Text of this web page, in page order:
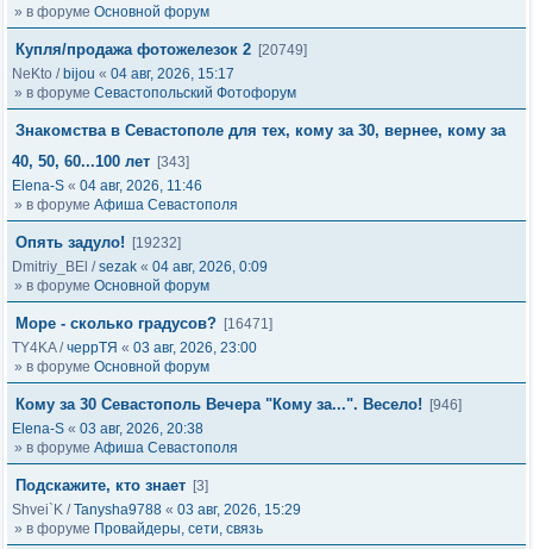
» в форуме Основной форум
Купля/продажа фотожелезок 2 [20749]
NeKto / bijou « 04 авг, 2026, 15:17
» в форуме Севастопольский Фотофорум
Знакомства в Севастополе для тех, кому за 30, вернее, кому за
40, 50, 60...100 лет [343]
Elena-S « 04 авг, 2026, 11:46
» в форуме Афиша Севастополя
Опять задуло!
[19232]
Dmitriy_BEl /sezak « 04 авг, 2026, 0:09
» в форуме Основной форум
Море - сколько градусов? [16471]
TY4KA/черрТЯ « 03 авг, 2026, 23:00
» в форуме Основной форум
Кому за 30 Севастополь Вечера "Кому за...". Весело!
[946]
Elena-S « 03 авг, 2026, 20:38
» в форуме Афиша Севастополя
Подскажите, кто знает [3]
Shvei`K /Tanysha9788 « 03 авг, 2026, 15:29
» в форуме Провайдеры, сети, связь